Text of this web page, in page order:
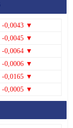
-0,0043 ▼
-0,0045 ▼
-0,0064 ▼
-0,0006 ▼
-0,0165 ▼
-0,0005 ▼